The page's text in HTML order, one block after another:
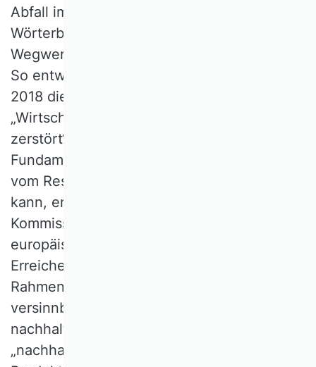
Abfall im heutigen Verständnis in deutschen
Wörterbüchern. Nach Jahrzehnten des
Wegwerfens sind nun neue Ideen gefragt.
So entwickelte die Ökonomin Kate Raworth
2018 die „Donut Ökonomie“ – ein
„Wirtschaftsmodell, das den Planeten nicht
zerstört“ und das gesellschaftliche
Fundament wahrt. Da die CE den Wohlstand
vom Ressourcenverbrauch entkoppeln
kann, erscheint sie der Europäischen
Kommission als zentral für den
europäischen Grünen Deal und das
Erreichen der Klimaneutralität bis 2050. Im
Rahmenwerk Agenda 2030 der UN
versinnbildlicht die Möbius-Schleife das
nachhaltige Entwicklungsziel 12
„nachhaltige Konsum- und